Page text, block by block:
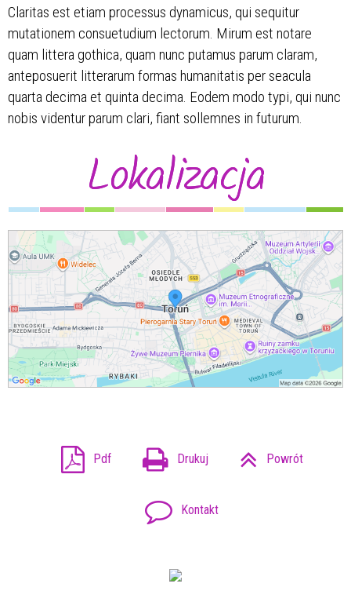
Organizator
Claritas est etiam processus dynamicus, qui sequitur
mutationem consuetudium lectorum. Mirum est notare
quam littera gothica, quam nunc putamus parum claram,
anteposuerit litterarum formas humanitatis per seacula
quarta decima et quinta decima. Eodem modo typi, qui nunc
nobis videntur parum clari, fiant sollemnes in futurum.
Lokalizacja
Pdf Drukuj Powrót
Kontakt